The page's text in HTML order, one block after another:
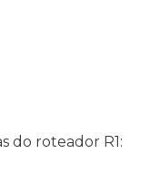
do roteador R1: